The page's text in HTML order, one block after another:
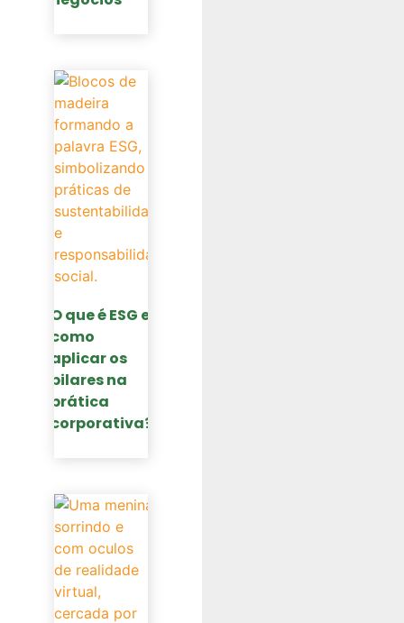
O que é ESG e
como
aplicar os
pilares na
prática
corporativa?